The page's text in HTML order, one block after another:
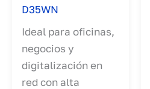
D35WN
Ideal para oficinas,
negocios y
digitalización en
red con alta